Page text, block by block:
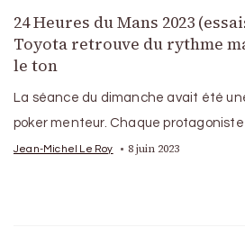
24 Heures du Mans 2023
Toyota retrouve du rythme
le ton
La séance du dimanche avait été
poker menteur. Chaque protagoniste
Jean-Michel Le Roy 8 juin 2023